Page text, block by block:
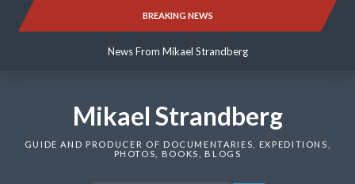
BREAKING NEWS
News From Mikael Strandberg
News From Mikael Strandberg
Mikael Strandberg
GUIDE AND PRODUCER OF DOCUMENTARIES, EXPEDITIONS,
PHOTOS, BOOKS, BLOGS